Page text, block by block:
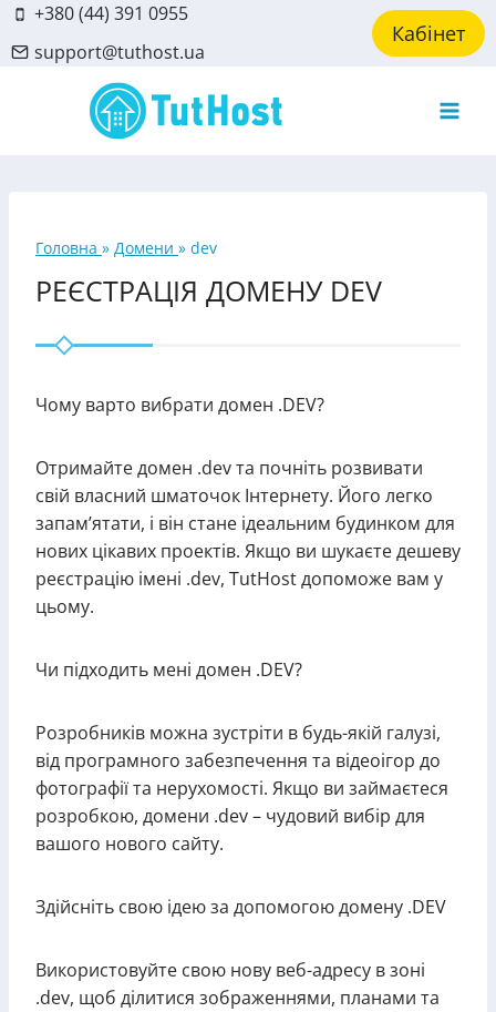
Skip
to
content
+380 (44) 391 0955
support@tuthost.ua
Кабінет
Головна » Домени » dev
РЕЄСТРАЦІЯ ДОМЕНУ DEV
Чому варто вибрати домен .DEV?
Отримайте домен .dev та почніть розвивати
свій власний шматочок Інтернету. Його легко
запам’ятати, і він стане ідеальним будинком для
нових цікавих проектів. Якщо ви шукаєте дешеву
реєстрацію імені .dev, TutHost допоможе вам у
цьому.
Чи підходить мені домен .DEV?
Розробників можна зустріти в будь-якій галузі,
від програмного забезпечення та відеоігор до
фотографії та нерухомості. Якщо ви займаєтеся
розробкою, домени .dev – чудовий вибір для
вашого нового сайту.
Здійсніть свою ідею за допомогою домену .DEV
Використовуйте свою нову веб-адресу в зоні
.dev, щоб ділитися зображеннями, планами та